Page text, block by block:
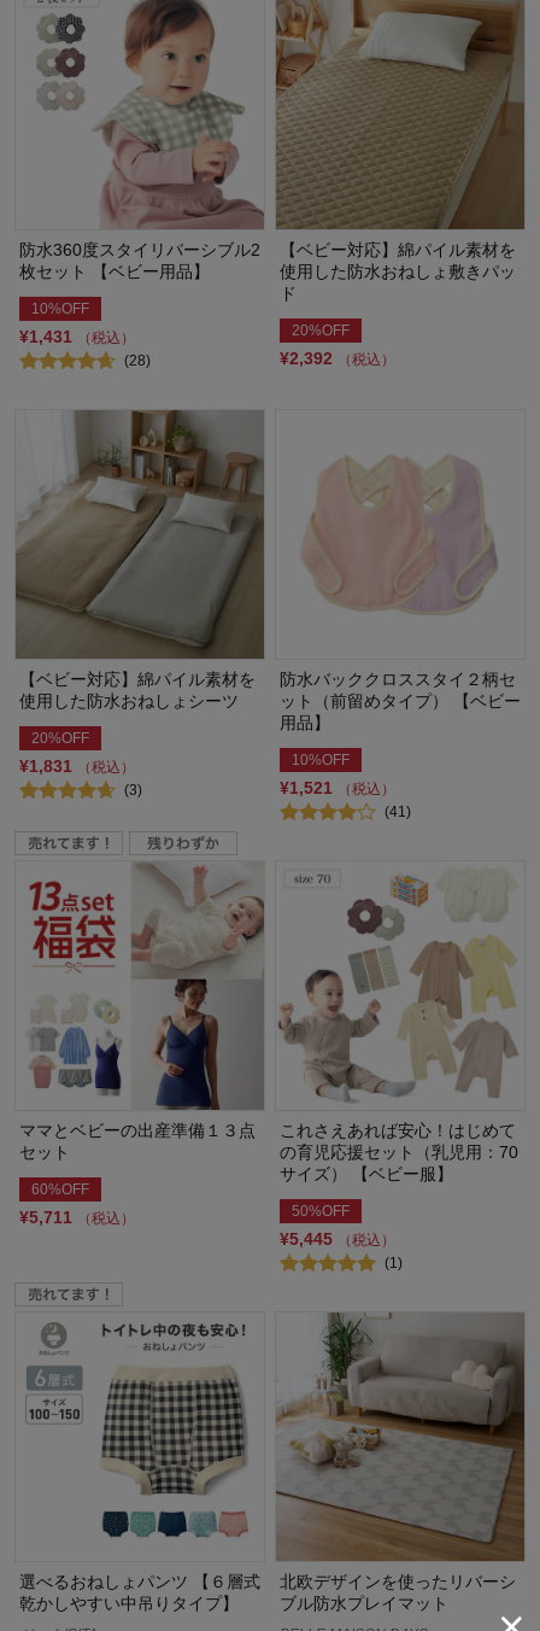
防水360度スタイリバーシブル2
枚セット 【ベビー用品】
10%OFF
¥1,431
（税込）
(28)
【ベビー対応】綿パイル素材を
使用した防水おねしょ敷きパッ
ド
20%OFF
¥2,392 （税込）
【ベビー対応】綿パイル素材を
使用した防水おねしょシーツ
20%OFF
¥1,831
（税込）
(3)
防水バッククロススタイ２柄セ
ット（前留めタイプ） 【ベビー
用品】
10%OFF
¥1,521
（税込）
(41)
ママとベビーの出産準備１３点
セット
60%OFF
¥5,711 （税込）
これさえあれば安心！はじめて
の育児応援セット（乳児用：70
サイズ） 【ベビー服】
50%OFF
¥5,445
（税込）
(1)
選べるおねしょパンツ 【６層式
乾かしやすい中吊りタイプ】
北欧デザインを使ったリバーシ
ブル防水プレイマット